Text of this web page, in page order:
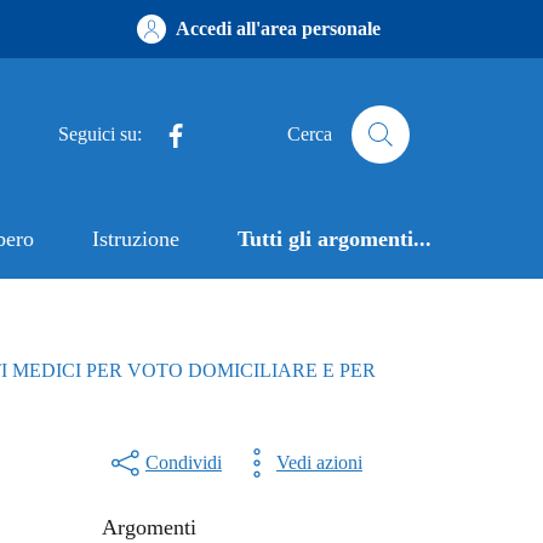
Accedi all'area personale
Seguici su: Cerca
Istruzione Tutti gli argomenti...
MEDICI PER VOTO DOMICILIARE E PER
Condividi Vedi azioni
Argomenti